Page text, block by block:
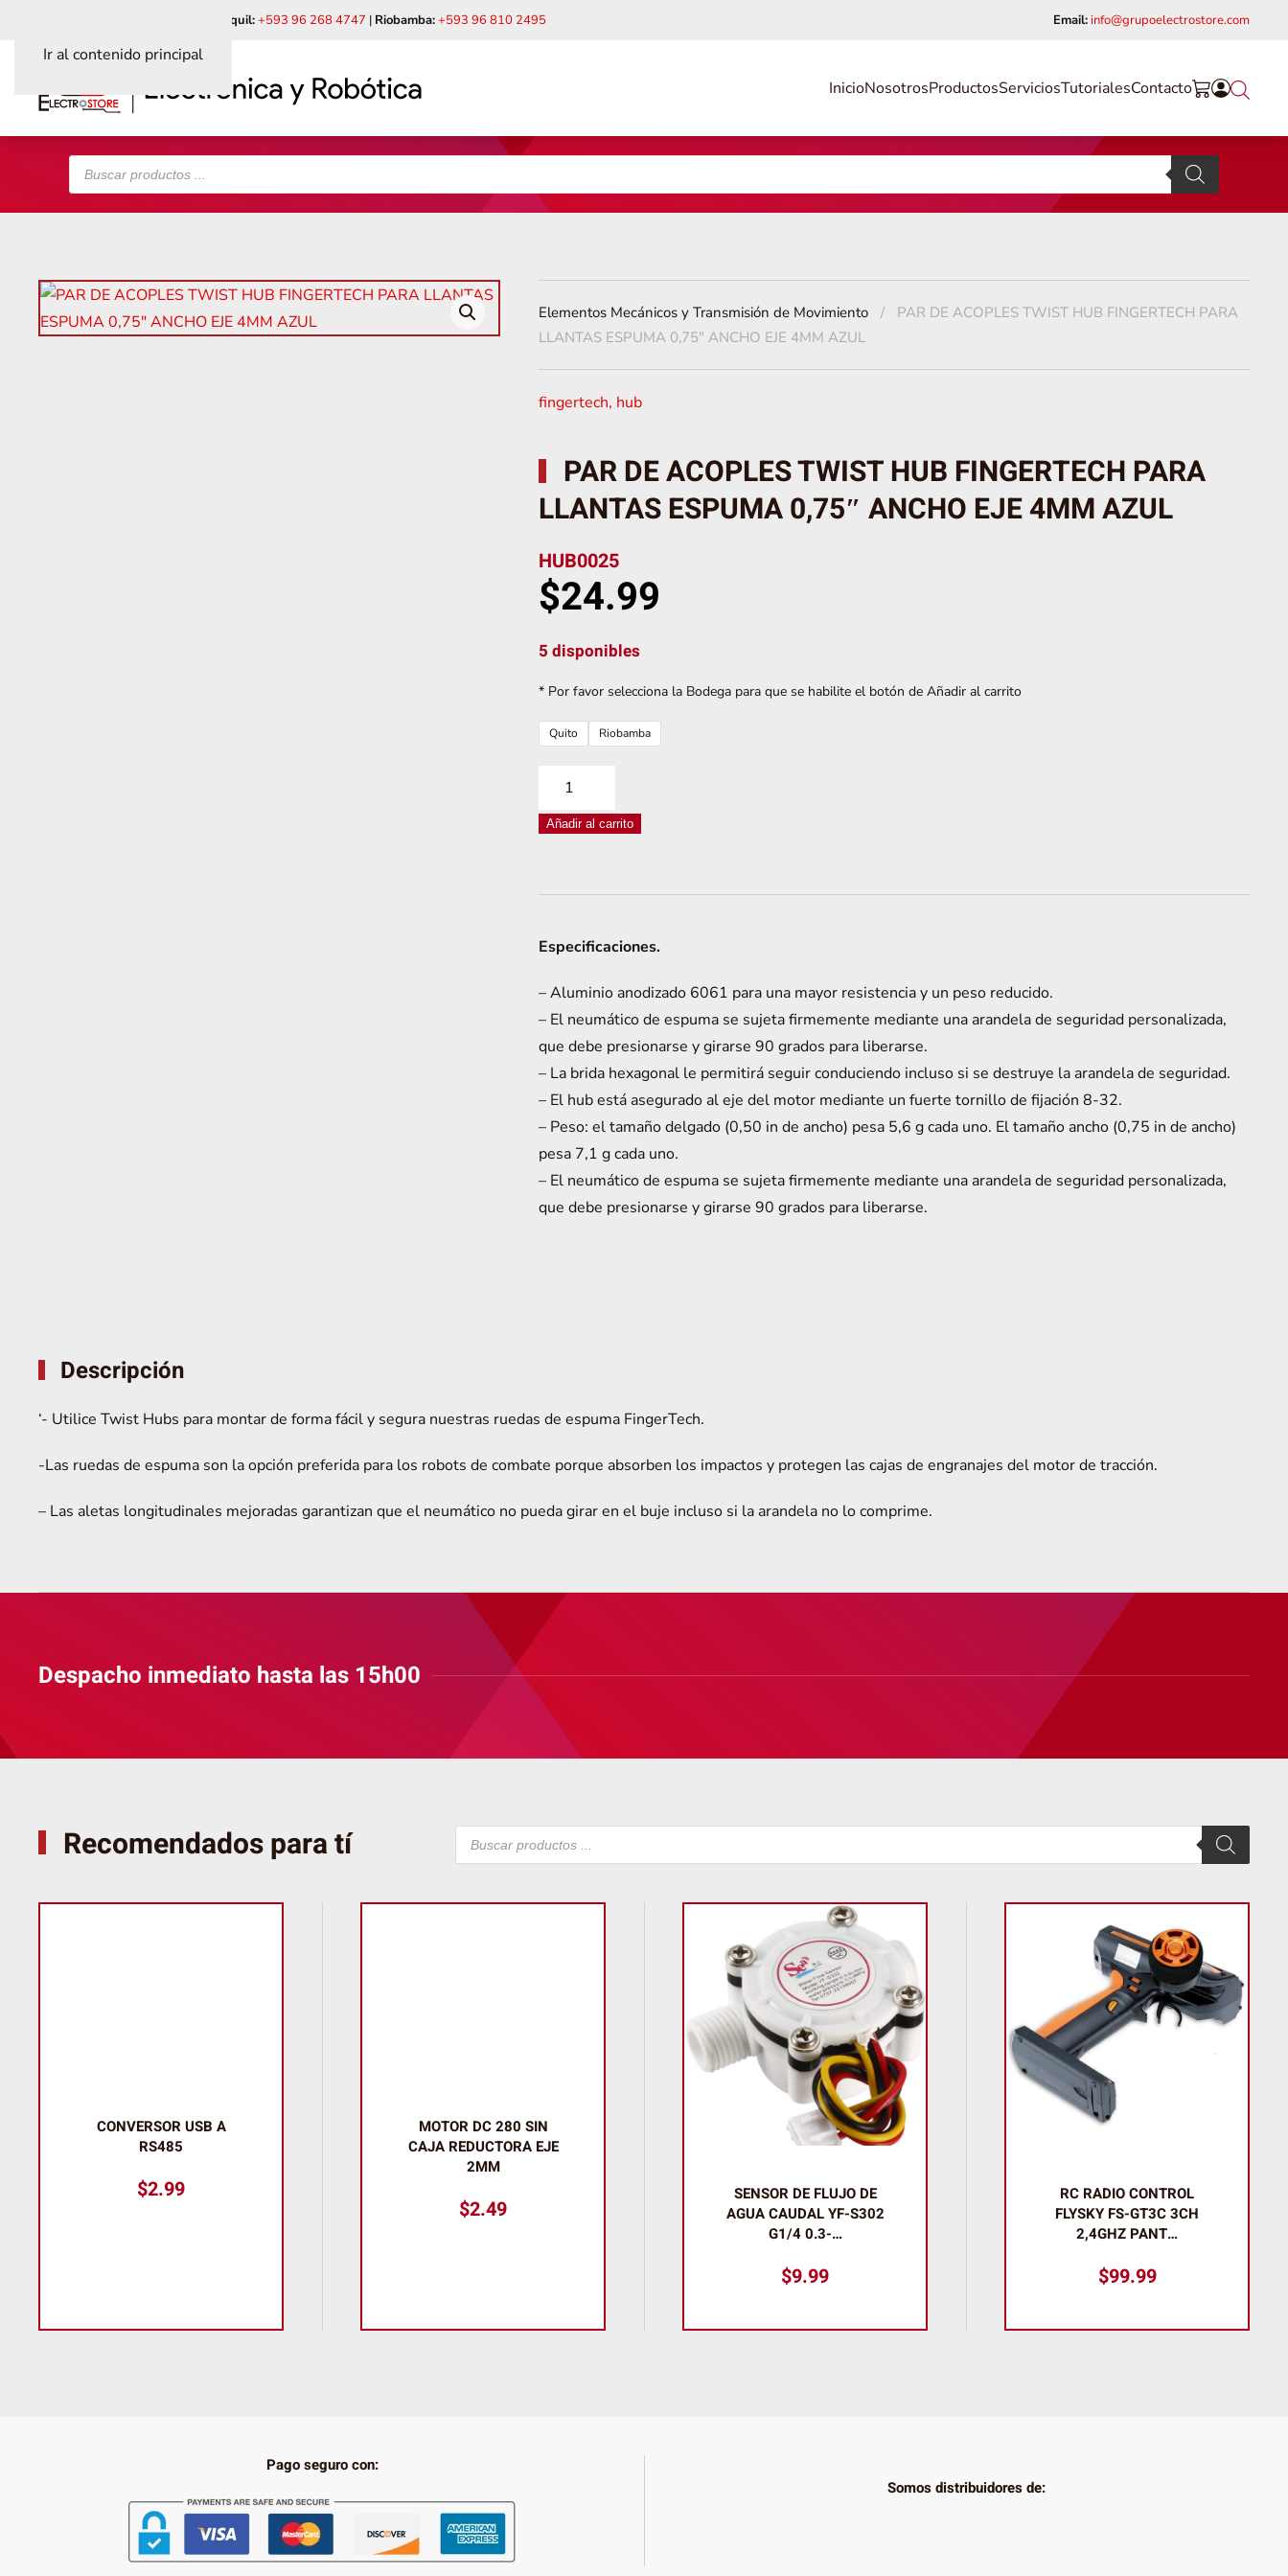
Ir al contenido principal
Guayaquil:+593 96 268 4747 | Riobamba:+593 96 810 2495 Email:info@grupoelectrostore.com
InicioNosotrosProductosServiciosTutorialesContacto
Búsqueda
de
productos
Elementos Mecánicos y Transmisión de Movimiento
PAR DE ACOPLES TWIST HUB FINGERTECH PARA
LLANTAS ESPUMA 0,75″ ANCHO EJE 4MM AZUL
fingertech, hub
PAR DE ACOPLES TWIST HUB FINGERTECH PARA
LLANTAS ESPUMA 0,75″ ANCHO EJE 4MM AZUL
HUB0025
$24.99
5 disponibles
* Por favor selecciona la Bodega para que se habilite el botón de Añadir al carrito
Quito Riobamba
PAR
ACOPLES
PARA
ESPUMA
0,75"
ANCHO
EJE
4MM
AZUL
cantidad
Añadir al carrito
Especificaciones.
– Aluminio anodizado 6061 para una mayor resistencia y un peso reducido.
– El neumático de espuma se sujeta firmemente mediante una arandela de seguridad personalizada,
que debe presionarse y girarse 90 grados para liberarse.
– La brida hexagonal le permitirá seguir conduciendo incluso si se destruye la arandela de seguridad.
– El hub está asegurado al eje del motor mediante un fuerte tornillo de fijación 8-32.
– Peso: el tamaño delgado (0,50 in de ancho) pesa 5,6 g cada uno. El tamaño ancho (0,75 in de ancho)
pesa 7,1 g cada uno.
– El neumático de espuma se sujeta firmemente mediante una arandela de seguridad personalizada,
que debe presionarse y girarse 90 grados para liberarse.
Descripción
‘- Utilice Twist Hubs para montar de forma fácil y segura nuestras ruedas de espuma FingerTech.
-Las ruedas de espuma son la opción preferida para los robots de combate porque absorben los impactos y protegen las cajas de engranajes del motor de tracción.
– Las aletas longitudinales mejoradas garantizan que el neumático no pueda girar en el buje incluso si la arandela no lo comprime.
Despacho inmediato hasta las 15h00
Recomendados para tí Búsqueda
de
productos
CONVERSOR USB A
RS485
$2.99
MOTOR DC 280 SIN
CAJA REDUCTORA EJE
2MM
$2.49
SENSOR DE FLUJO DE
AGUA CAUDAL YF-S302
G1/4 0.3-…
$9.99
RC RADIO CONTROL
FLYSKY FS-GT3C 3CH
2,4GHZ PANT…
$99.99
Pago seguro con:
Somos distribuidores de: